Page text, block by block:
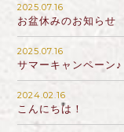
2025.07.16
お盆休みのお知らせ
2025.07.16
サマーキャンペーン♪
2024.02.16
こんにちは！